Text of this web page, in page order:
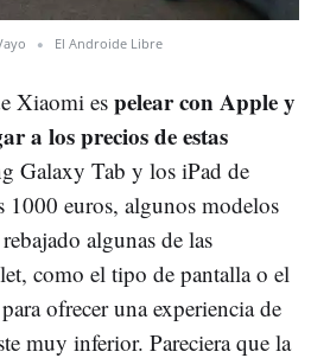
El Androide Libre
Xiaomi es pelear con Apple y
a los precios de estas
Galaxy Tab y los iPad de
1000 euros, algunos modelos
algunas de las
como el tipo de pantalla o el
ofrecer una experiencia de
muy inferior. Pareciera que la